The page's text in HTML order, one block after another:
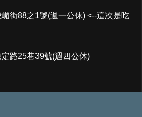
街88之1號(週一公休) <--這次是吃
路25巷39號(週四公休)